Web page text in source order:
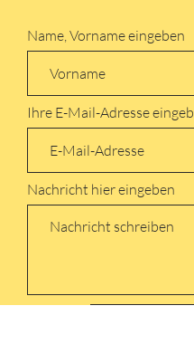
Name, Vorname eingeben
Ihre E-Mail-Adresse
Nachricht hier eingeben